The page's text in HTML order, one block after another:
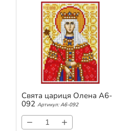
Свята цариця Олена А6-
092 Артикул: А6-092
− +